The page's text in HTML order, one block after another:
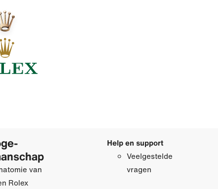
van
Rolex
Help en support
Veelgestelde
vragen